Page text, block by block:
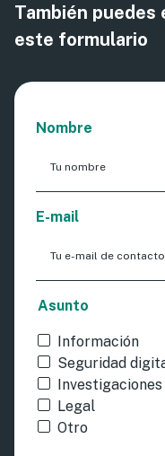
También
este formulario
Nombre
E-mail
Asunto
Información
Seguridad
Investigaciones
Legal
Otro